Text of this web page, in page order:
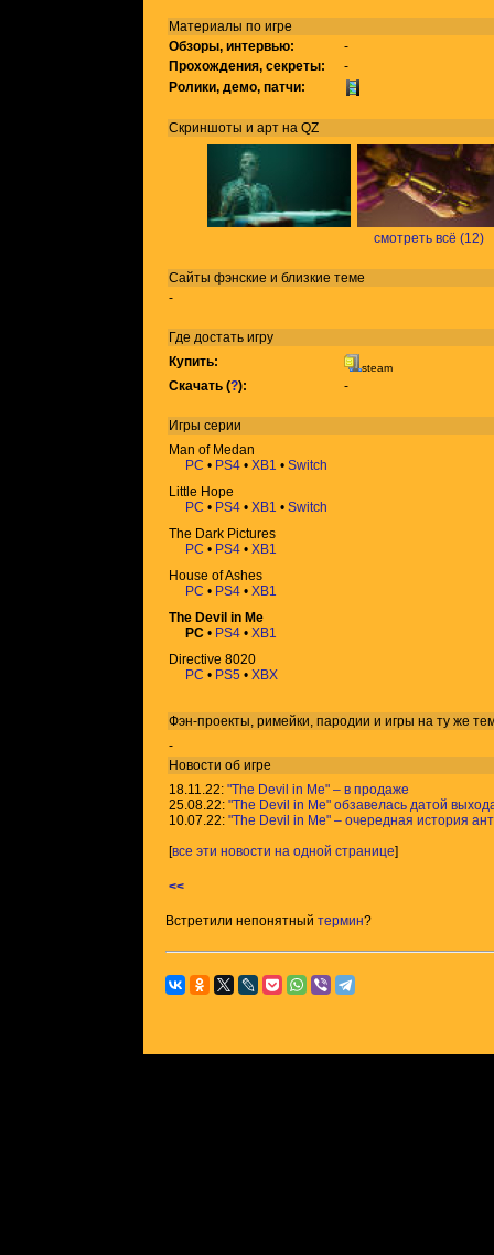
Материалы по игре
Обзоры, интервью:
-
Прохождения, секреты:
-
Ролики, демо, патчи:
Скриншоты и арт на QZ
смотреть всё (12)
Сайты фэнские и близкие теме
-
Где достать игру
Купить:
steam
Скачать (?): -
Игры серии
Man of Medan
PC • PS4 • XB1 • Switch
Little Hope
PC • PS4 • XB1 • Switch
The Dark Pictures
PC • PS4 • XB1
House of Ashes
PC • PS4 • XB1
The Devil in Me
PC • PS4 • XB1
Directive 8020
PC • PS5 • XBX
Фэн-проекты, римейки, пародии и игры на ту же
-
Новости об игре
18.11.22: "The Devil in Me" – в продаже
25.08.22: "The Devil in Me" обзавелась датой
10.07.22: "The Devil in Me" – очередная история
[все эти новости на одной странице]
<<
Встретили непонятный термин?